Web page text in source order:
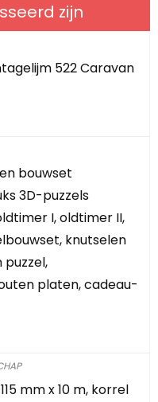
zijn
522 Caravan
bouwset
3D-puzzels
I, oldtimer II,
knutselen
platen, cadeau-
mm x 10 m, korrel